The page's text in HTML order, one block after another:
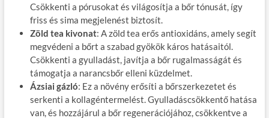
Csökkenti a pórusokat és világosítja a bőr tónusát, így
friss és sima megjelenést biztosít.
Zöld tea kivonat: A zöld tea erős antioxidáns, amely segít
megvédeni a bőrt a szabad gyökök káros hatásaitól.
Csökkenti a gyulladást, javítja a bőr rugalmasságát és
támogatja a narancsbőr elleni küzdelmet.
Ázsiai gázló: Ez a növény erősíti a bőrszerkezetet és
serkenti a kollagéntermelést. Gyulladáscsökkentő hatása
van, és hozzájárul a bőr regenerációjához, csökkentve a